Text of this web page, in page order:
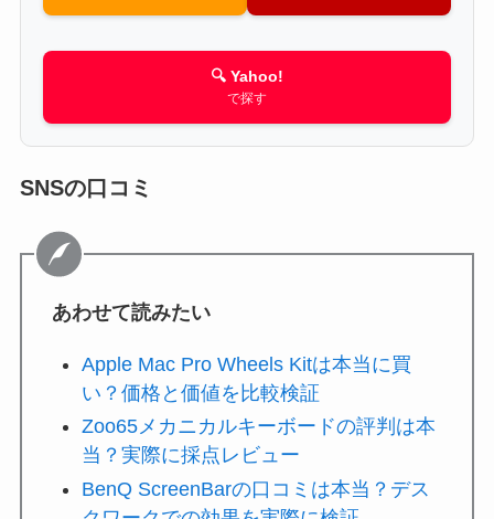
🔍 Yahoo!
で探す
SNSの口コミ
あわせて読みたい
Apple Mac Pro Wheels Kitは本当に買
い？価格と価値を比較検証
Zoo65メカニカルキーボードの評判は本
当？実際に採点レビュー
BenQ ScreenBarの口コミは本当？デス